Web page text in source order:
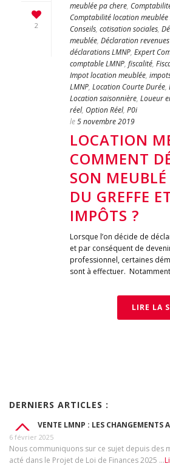
2
meublée pa chere,
Comptabilité location
Conseils, cotisation sociales,
meublée, Déclaration
déclarations LMNP, Expert
comptable LMNP, fiscalité,
Impot location meublée,
LMNP, Location Courte Durée,
Location saisonnière, Loueur
réel, Option Réel, P0i
le5 novembre 2019
LOCATION
COMMENT
SON MEUBLÉ
DU GREFFE
IMPÔTS ?
Lorsque l’on décide de
et par conséquent de
professionnel, certaines
sont à effectuer.
LIRE LA
DERNIERS ARTICLES :
VENTE LMNP : LES CHANGEMENTS
6 février 2025
Nous communiquons sur ce sujet depuis des
acté dans le Projet de Loi de Finances 2025 …